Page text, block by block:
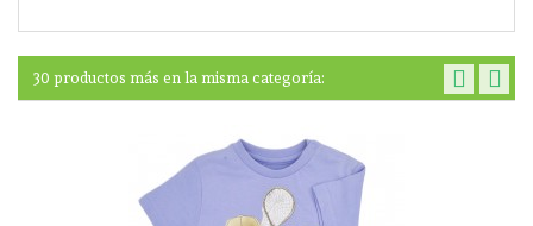
30 productos más en la misma categoría: